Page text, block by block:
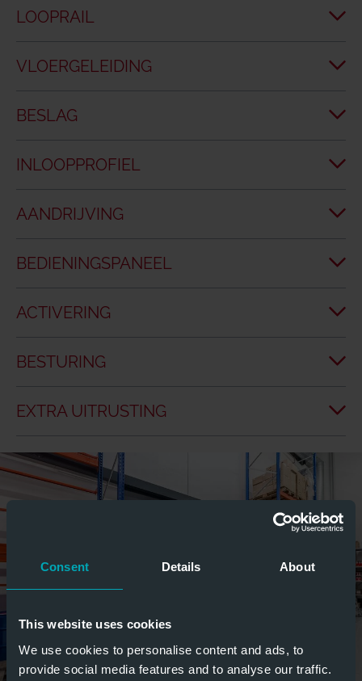
Consent Details About
This website uses cookies
We use cookies to personalise content and ads, to
provide social media features and to analyse our traffic.
LOOPRAIL
VLOERGELEIDING
BESLAG
INLOOPPROFIEL
AANDRIJVING
BEDIENINGSPANEEL
ACTIVERING
BESTURING
EXTRA UITRUSTING